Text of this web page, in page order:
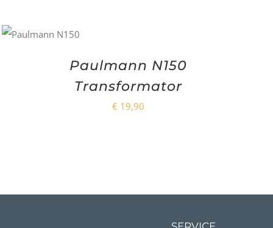
WARENKORB
Paulmann N150
Transformator
€ 19,90